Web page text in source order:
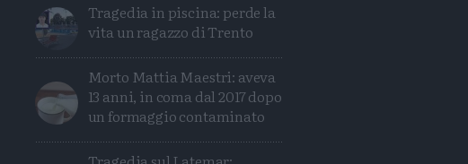
Tragedia in piscina: perde la
vita un ragazzo di Trento
Morto Mattia Maestri: aveva
13 anni, in coma dal 2017 dopo
un formaggio contaminato